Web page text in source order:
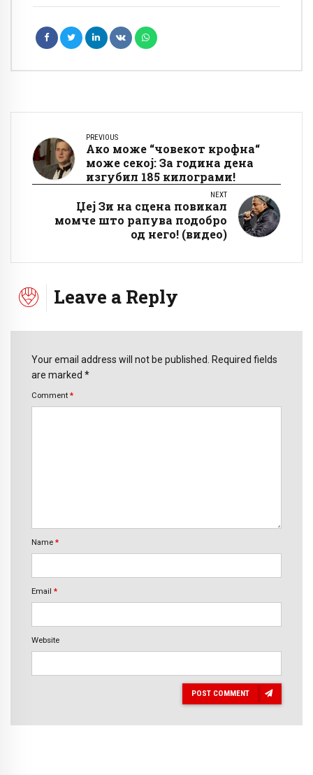
PREVIOUS
Ако може “човекот крофна“
може секој: За година дена
изгубил 185 килограми!
NEXT
Џеј Зи на сцена повикал
момче што рапува подобро
од него! (видео)
Leave a Reply
Your email address will not be published. Required fields
are marked *
Comment *
Name *
Email *
Website
POST COMMENT